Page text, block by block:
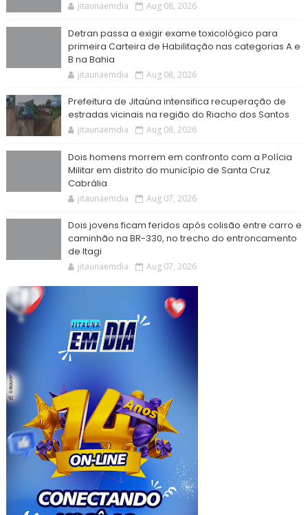
jitaunaemdia Aug 08, 2026
Detran passa a exigir exame toxicológico para
primeira Carteira de Habilitação nas categorias A e
B na Bahia
jitaunaemdia Aug 08, 2026
Prefeitura de Jitaúna intensifica recuperação de
estradas vicinais na região do Riacho dos Santos
jitaunaemdia Aug 08, 2026
Dois homens morrem em confronto com a Polícia
Militar em distrito do município de Santa Cruz
Cabrália
jitaunaemdia Aug 07, 2026
Dois jovens ficam feridos após colisão entre carro e
caminhão na BR-330, no trecho do entroncamento
de Itagi
jitaunaemdia Aug 07, 2026